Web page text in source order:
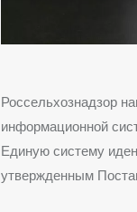
Россельхознадзор
информационной
Единую систему
утвержденным